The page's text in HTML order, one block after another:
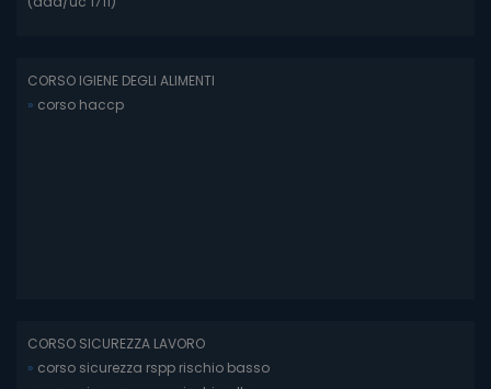
CORSO IGIENE DEGLI ALIMENTI
» corso haccp
CORSO SICUREZZA LAVORO
» corso sicurezza rspp rischio basso